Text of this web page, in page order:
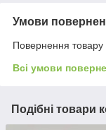
Умови
Повернення товару
Всі умови
Подібні товари